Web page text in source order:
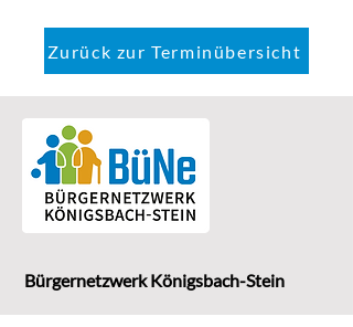
Zurück zur Terminübersicht
Bürgernetzwerk Königsbach-Stein